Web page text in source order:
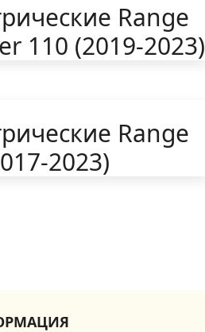
Range
110 (2019-2023)
Range
2023)